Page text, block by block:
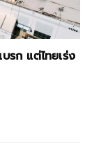
รก แต่ไทยเร่ง